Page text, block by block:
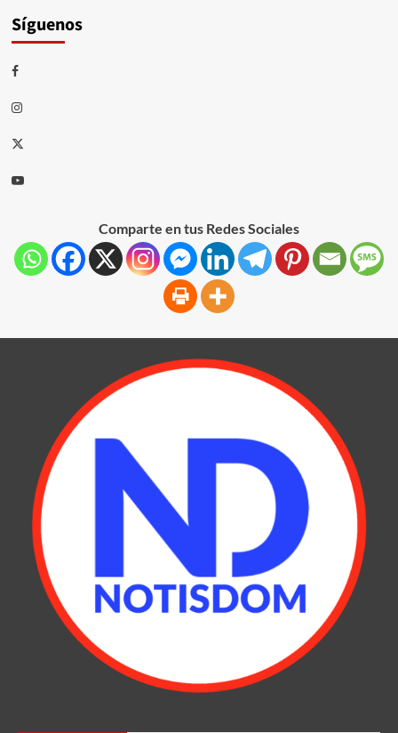
Síguenos
Comparte en tus Redes Sociales